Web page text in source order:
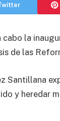
cabo la
de las
Santillana
y heredar